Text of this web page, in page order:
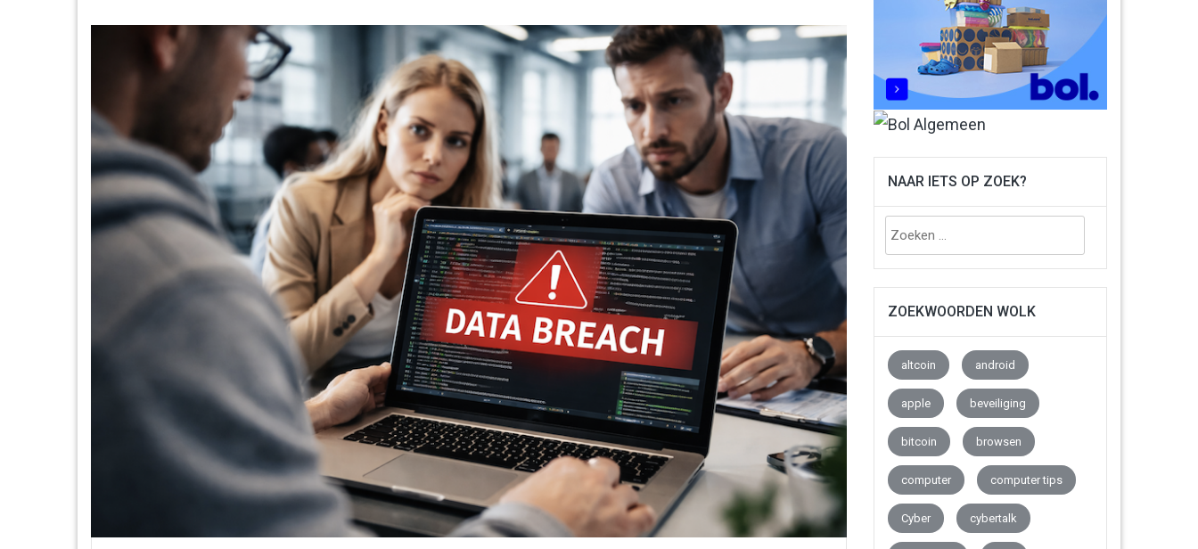
NAAR IETS OP ZOEK?
Zoeken
naar:
ZOEKWOORDEN WOLK
altcoin android
apple beveiliging
bitcoin browsen
computer computer tips
Cyber cybertalk